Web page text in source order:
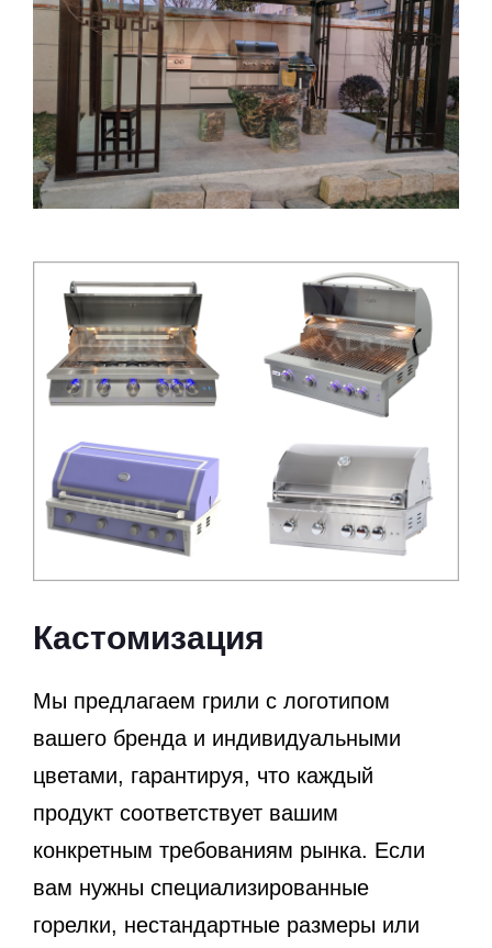
Кастомизация
Мы предлагаем грили с логотипом
вашего бренда и индивидуальными
цветами, гарантируя, что каждый
продукт соответствует вашим
конкретным требованиям рынка. Если
вам нужны специализированные
горелки, нестандартные размеры или